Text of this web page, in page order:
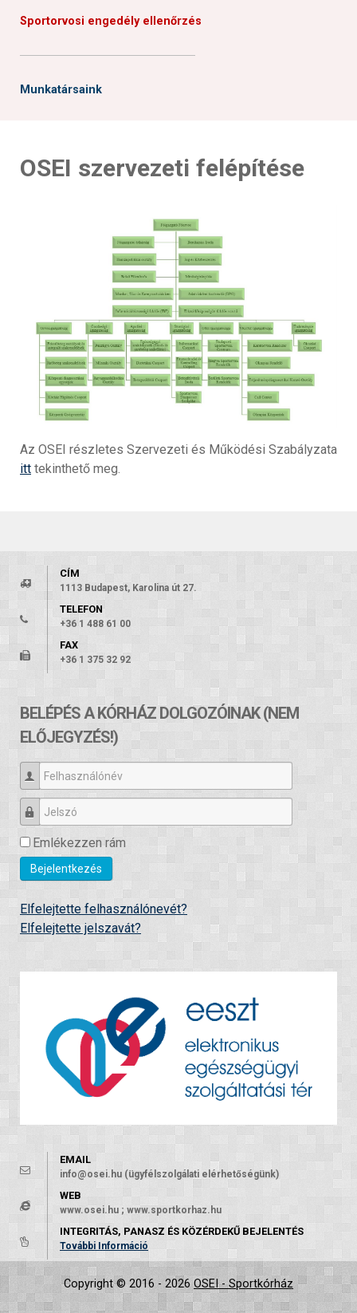
Sportorvosi engedély ellenőrzés
──────────────────────
Munkatársaink
OSEI szervezeti felépítése
Az OSEI részletes Szervezeti és Működési Szabályzata
itt tekinthető meg.
CÍM
1113 Budapest, Karolina út 27.
TELEFON
+36 1 488 61 00
FAX
+36 1 375 32 92
BELÉPÉS A KÓRHÁZ DOLGOZÓINAK (NEM
ELŐJEGYZÉS!)
Felhasználónév
Jelszó
Emlékezzen rám
Bejelentkezés
Elfelejtette felhasználónevét?
Elfelejtette jelszavát?
EMAIL
info@osei.hu (ügyfélszolgálati elérhetőségünk)
WEB
www.osei.hu ; www.sportkorhaz.hu
INTEGRITÁS, PANASZ ÉS KÖZÉRDEKŰ BEJELENTÉS
További Információ
Copyright © 2016 - 2026 OSEI - Sportkórház